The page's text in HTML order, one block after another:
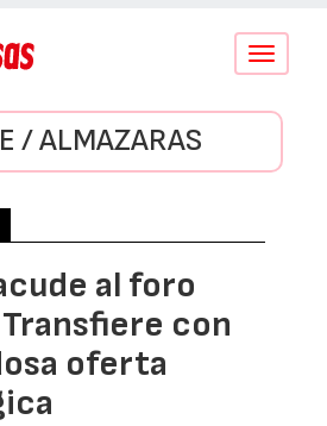
Conmutar
/ ALMAZARAS
al foro
con
oferta